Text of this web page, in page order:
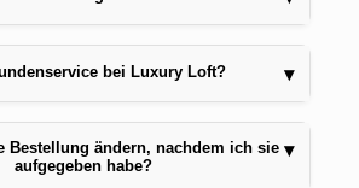
bei Luxury Loft? ▾
Bestellung ändern, nachdem ich sie
aufgegeben habe?
▾